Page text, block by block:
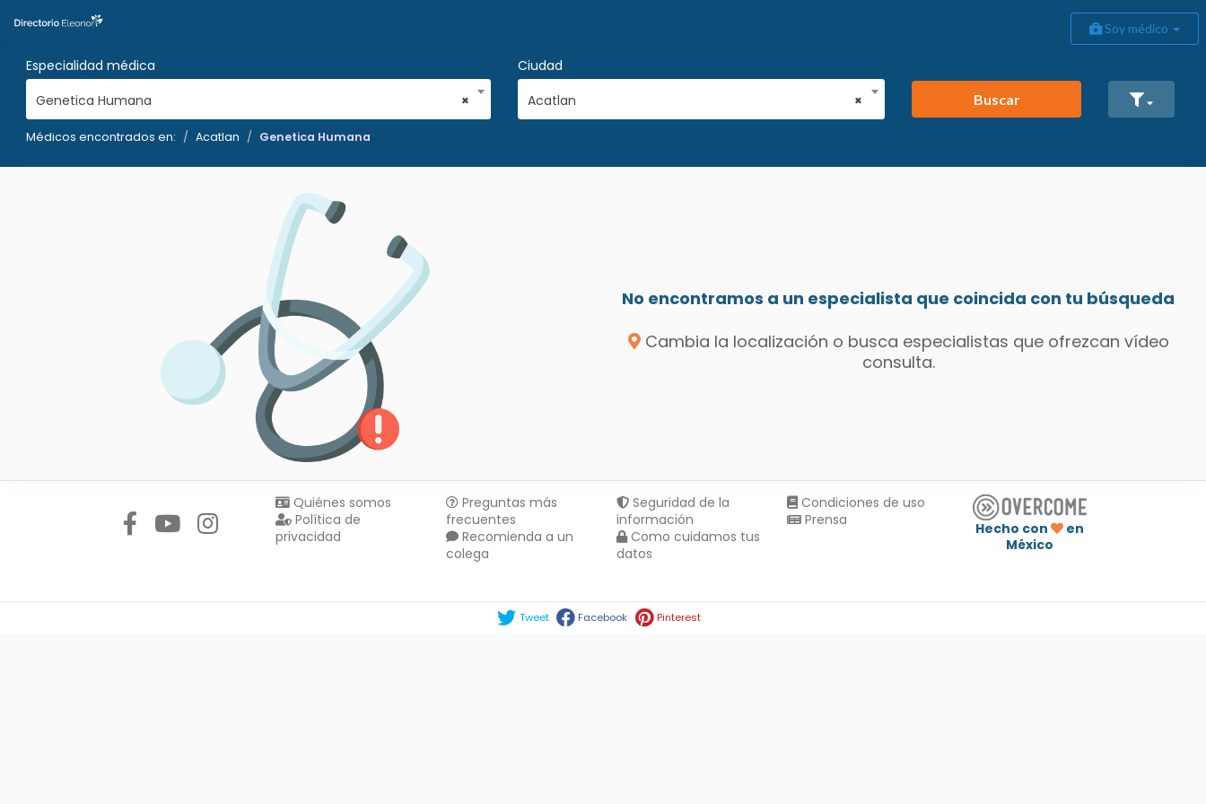
Soy médico
Especialidad médica
×
Genetica Humana
Ciudad
×
Acatlan Buscar
Médicos encontrados en: Acatlan Genetica Humana
No encontramos a un especialista que coincida con tu búsqueda
Cambia la localización o busca especialistas que ofrezcan vídeo
consulta.
Quiénes somos
Política de
privacidad
Preguntas más
frecuentes
Recomienda a un
colega
Seguridad de la
información
Como cuidamos tus
datos
Condiciones de uso
Prensa
Hecho con
en
México
Tweet Facebook Pinterest